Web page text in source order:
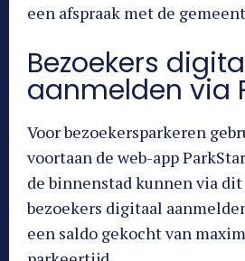
een afspraak met de
Bezoekers
aanmelden via
Voor bezoekersparkeren
voortaan de web-app
de binnenstad kunnen via
bezoekers digitaal
een saldo gekocht van